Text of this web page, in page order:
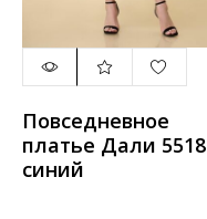
Повседневное
платье Дали 5518
синий